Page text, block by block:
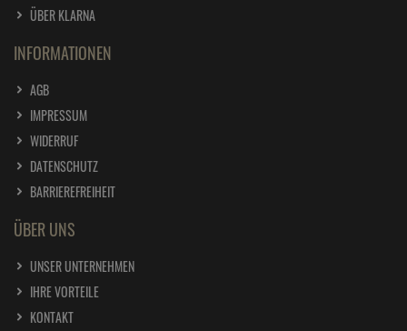
ÜBER KLARNA
INFORMATIONEN
AGB
IMPRESSUM
WIDERRUF
DATENSCHUTZ
BARRIEREFREIHEIT
ÜBER UNS
UNSER UNTERNEHMEN
IHRE VORTEILE
KONTAKT